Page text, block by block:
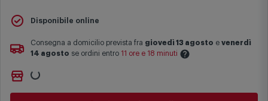
Il Prezzo Consigliato
dal produttore e viene mostrato al fine di fornire un confronto con il
prezzo finale di vendita anche in assenza di sconti.
Maggiori informazioni
Disponibile online
Consegna a domicilio prevista fra giovedì 13 agosto e venerdì
14 agosto se ordini entro 11 ore e 18 minuti
Le date previste per la consegna sono una stima approssimativa
basata sulle statistiche di consegna in possesso di Comet.
Non vuoi aspettare?